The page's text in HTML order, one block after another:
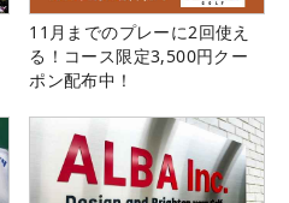
11月までのプレーに2回使え
る！コース限定3,500円クー
ポン配布中！